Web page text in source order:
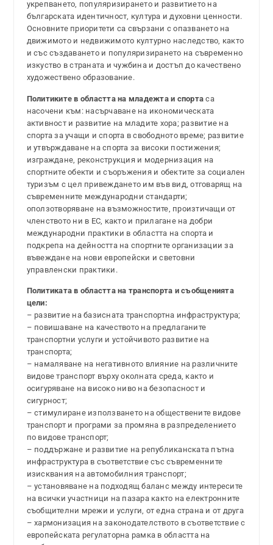
укрепването, популяризирането и развитието на
българската идентичност, култура и духовни ценности.
Основните приоритети са свързани с опазването на
движимото и недвижимото културно наследство, както
и със създаването и популяризирането на съвременно
изкуство в страната и чужбина и достъп до качествено
художествено образование.
Политиките в областта на младежта и спортаса
насочени към: насърчаване на икономическата
активност и развитие на младите хора; развитие на
спорта за учащи и спорта в свободното време; развитие
и утвърждаване на спорта за високи постижения;
изграждане, реконструкция и модернизация на
спортните обекти и съоръжения и обектите за социален
туризъм с цел привеждането им във вид, отговарящ на
съвременните международни стандарти;
оползотворяване на възможностите, произтичащи от
членството ни в ЕС, както и прилагане на добри
международни практики в областта на спорта и
подкрепа на дейността на спортните организации за
въвеждане на нови европейски и световни
управленски практики.
Политиката в областта на транспорта и съобщенията
цели:
– развитие на базисната транспортна инфраструктура;
– повишаване на качеството на предлаганите
транспортни услуги и устойчивото развитие на
транспорта;
– намаляване на негативното влияние на различните
видове транспорт върху околната среда, както и
осигуряване на високо ниво на безопасност и
сигурност;
– стимулиране използването на обществените видове
транспорт и програми за промяна в разпределението
по видове транспорт;
– поддържане и развитие на републиканската пътна
инфраструктура в съответствие със съвременните
изисквания на автомобилния транспорт;
– установяване на подходящ баланс между интересите
на всички участници на пазара както на електронните
съобщителни мрежи и услуги, от една страна и от друга
– хармонизация на законодателството в съответствие с
европейската регулаторна рамка в областта на